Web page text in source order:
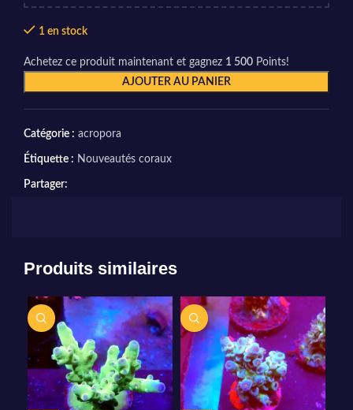
1 en stock
Achetez ce produit maintenant et gagnez 1 500 Points!
AJOUTER AU PANIER
Catégorie : acropora
Étiquette : Nouveautés coraux
Partager:
Produits similaires